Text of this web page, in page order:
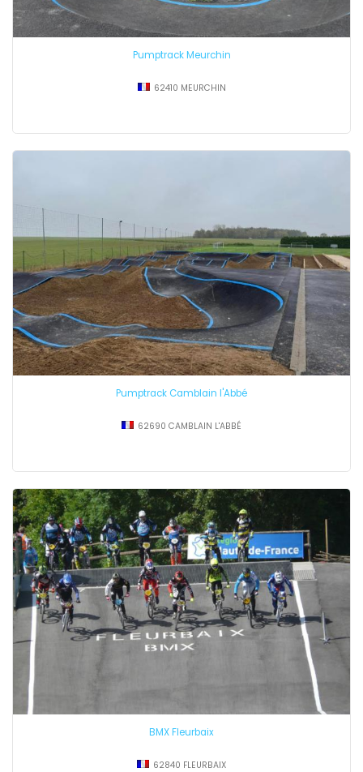
Pumptrack Meurchin
62410 MEURCHIN
Pumptrack Camblain l'Abbé
62690 CAMBLAIN L'ABBÉ
BMX Fleurbaix
62840 FLEURBAIX